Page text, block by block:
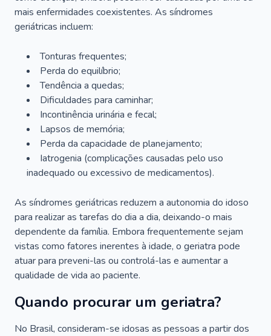
mais enfermidades coexistentes. As síndromes
geriátricas incluem:
Tonturas frequentes;
Perda do equilíbrio;
Tendência a quedas;
Dificuldades para caminhar;
Incontinência urinária e fecal;
Lapsos de memória;
Perda da capacidade de planejamento;
Iatrogenia (complicações causadas pelo uso
inadequado ou excessivo de medicamentos).
As síndromes geriátricas reduzem a autonomia do idoso
para realizar as tarefas do dia a dia, deixando-o mais
dependente da família. Embora frequentemente sejam
vistas como fatores inerentes à idade, o geriatra pode
atuar para preveni-las ou controlá-las e aumentar a
qualidade de vida ao paciente.
Quando procurar um geriatra?
No Brasil, consideram-se idosas as pessoas a partir dos